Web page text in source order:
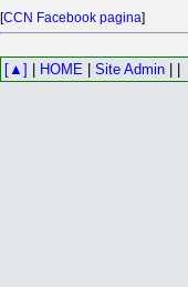
[CCN Facebook pagina]
[▲] HOME Site Admin